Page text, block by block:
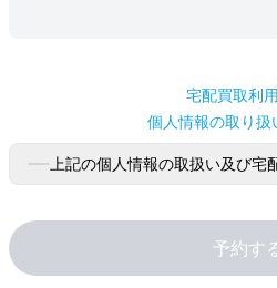
宅配買取利
個人情報の取り扱
上記の個人情報の取扱い及び
予約す